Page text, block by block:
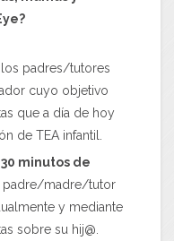
los padres/tutores
cuyo objetivo
que a día de hoy
de TEA infantil.
minutos de
padre/madre/tutor
y mediante
sobre su hij@.